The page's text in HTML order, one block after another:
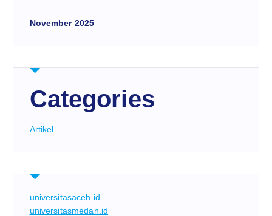
November 2025
Categories
Artikel
universitasaceh.id
universitasmedan.id